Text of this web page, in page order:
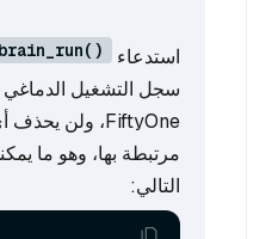
استدعاء
سجل التشغيل
مرتبطة بها، وهو ما
التالي: